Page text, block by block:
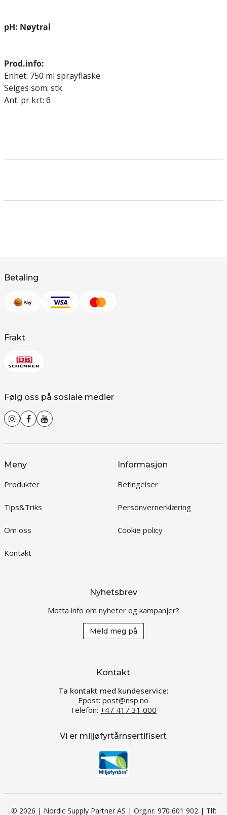
pH: Nøytral
Prod.info:
Enhet: 750 ml sprayflaske
Selges som: stk
Ant. pr krt: 6
Betaling
Frakt
Følg oss på sosiale medier
Meny
Produkter
Tips&Triks
Om oss
Kontakt
Informasjon
Betingelser
Personvernerklæring
Cookie policy
Nyhetsbrev
Motta info om nyheter og kampanjer?
Meld meg på
Kontakt
Ta kontakt med kundeservice:
Epost:post@nsp.no
Telefon:+47 417 31 000
Vi er miljøfyrtårnsertifisert
© 2026 | Nordic Supply Partner AS | Org.nr. 970 601 902 | Tlf: